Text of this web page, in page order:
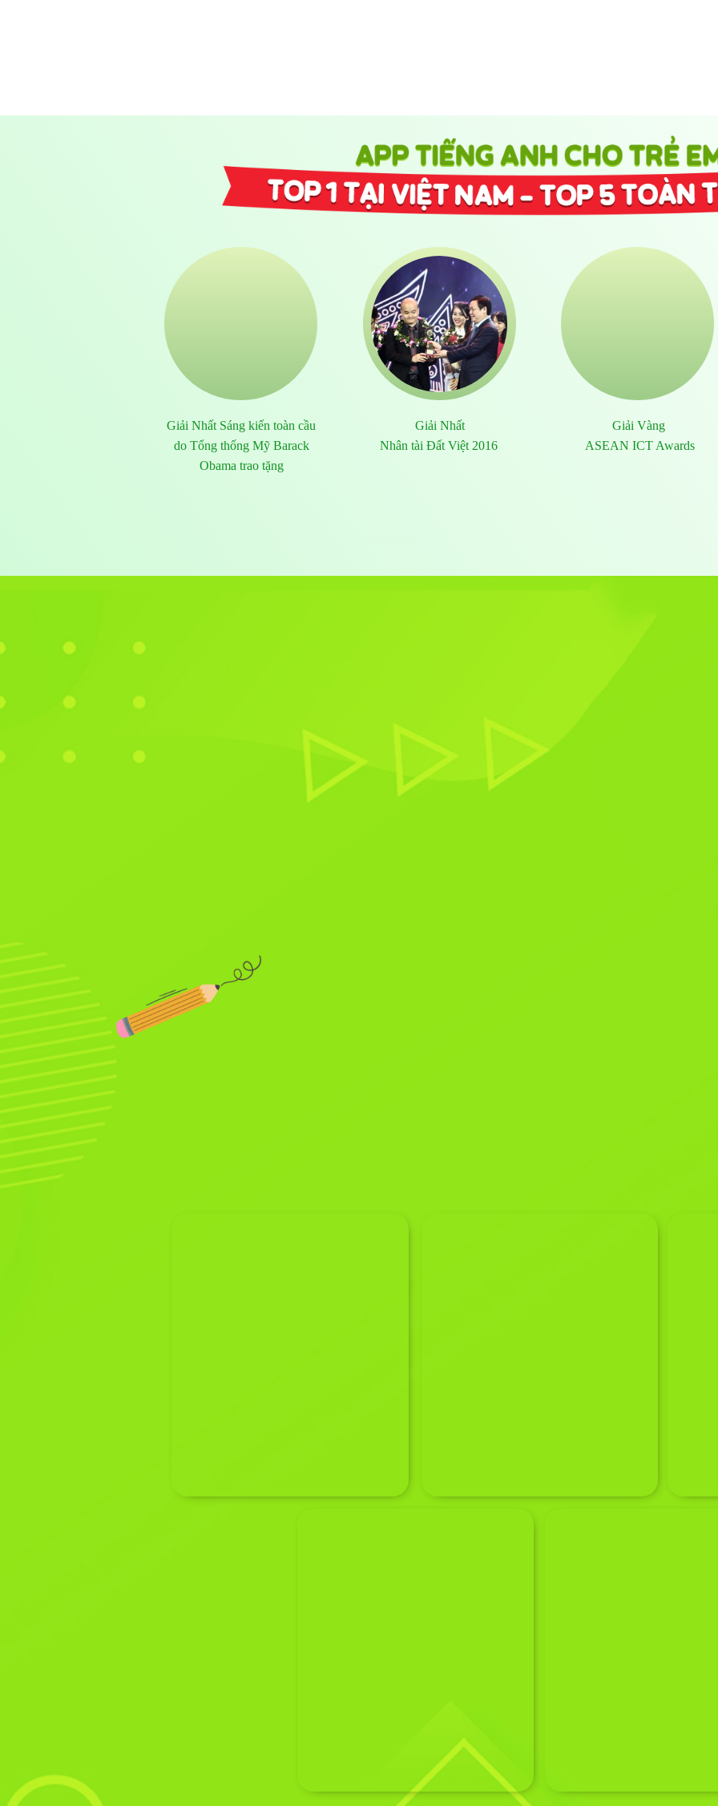
Giải Nhất Sáng kiến toàn cầu
do Tổng thống Mỹ Barack
Obama trao tặng
Giải Nhất
Nhân tài Đất Việt 2016
Giải Vàng
ASEAN ICT Awards